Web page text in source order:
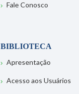
Fale Conosco
BIBLIOTECA
Apresentação
Acesso aos Usuários